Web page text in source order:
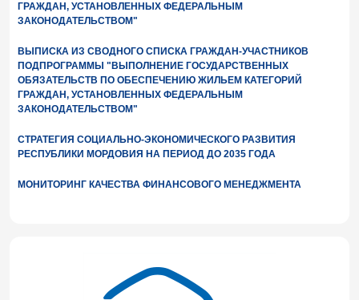
ГРАЖДАН, УСТАНОВЛЕННЫХ ФЕДЕРАЛЬНЫМ
ЗАКОНОДАТЕЛЬСТВОМ"
ВЫПИСКА ИЗ СВОДНОГО СПИСКА ГРАЖДАН-УЧАСТНИКОВ
ПОДПРОГРАММЫ "ВЫПОЛНЕНИЕ ГОСУДАРСТВЕННЫХ
ОБЯЗАТЕЛЬСТВ ПО ОБЕСПЕЧЕНИЮ ЖИЛЬЕМ КАТЕГОРИЙ
ГРАЖДАН, УСТАНОВЛЕННЫХ ФЕДЕРАЛЬНЫМ
ЗАКОНОДАТЕЛЬСТВОМ"
СТРАТЕГИЯ СОЦИАЛЬНО-ЭКОНОМИЧЕСКОГО РАЗВИТИЯ
РЕСПУБЛИКИ МОРДОВИЯ НА ПЕРИОД ДО 2035 ГОДА
МОНИТОРИНГ КАЧЕСТВА ФИНАНСОВОГО МЕНЕДЖМЕНТА